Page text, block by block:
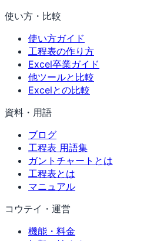
使い方・比較
使い方ガイド
工程表の作り方
Excel卒業ガイド
他ツールと比較
Excelとの比較
資料・用語
ブログ
工程表 用語集
ガントチャートとは
工程表とは
マニュアル
コウテイ・運営
機能・料金